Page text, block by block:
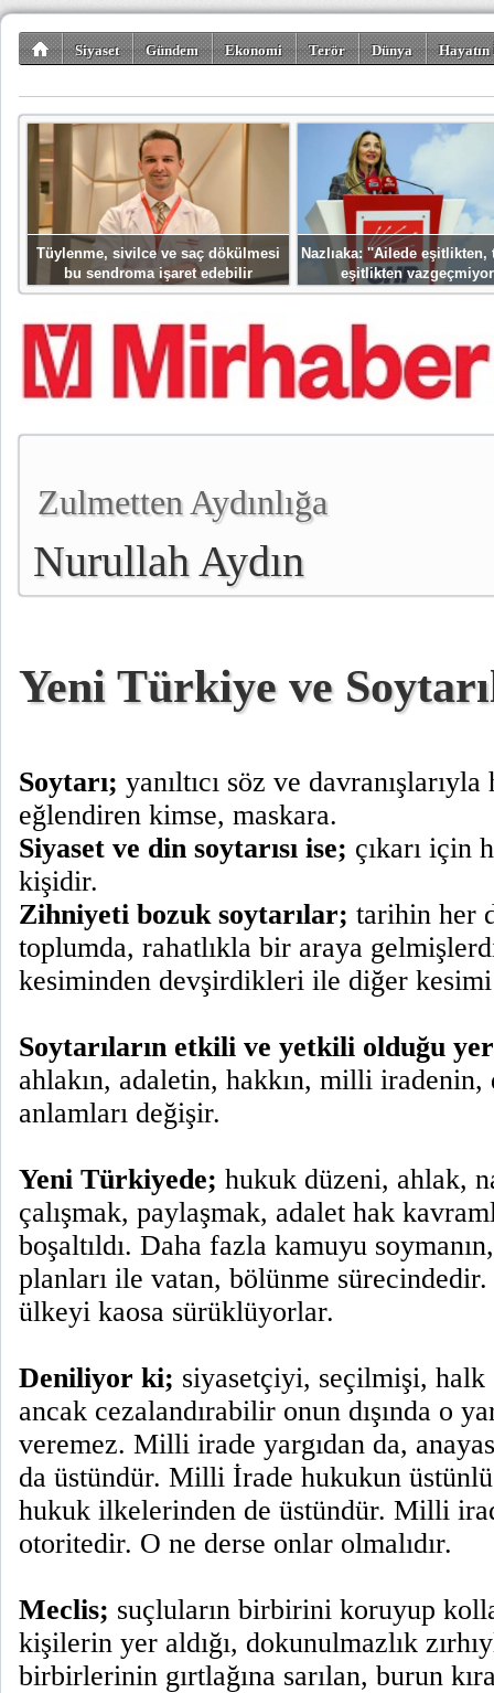
Siyaset Gündem Ekonomi Terör Dünya
Tüylenme, sivilce ve saç dökülmesi
bu sendroma işaret edebilir
Nazlıaka: ''Ailede eşitlikten,
eşitlikten
Zulmetten Aydınlığa
Nurullah Aydın
Yeni Türkiye ve
Soytarı; yanıltıcı söz ve
eğlendiren kimse, maskara.
Siyaset ve din soytarısı ise; çıkarı için
kişidir.
Zihniyeti bozuk soytarılar; tarihin her
toplumda, rahatlıkla bir araya
kesiminden devşirdikleri ile diğer
Soytarıların etkili ve yetkili olduğu
ahlakın, adaletin, hakkın, milli
anlamları değişir.
Yeni Türkiyede; hukuk düzeni, ahlak,
çalışmak, paylaşmak, adalet hak
boşaltıldı. Daha fazla kamuyu
planları ile vatan, bölünme sürecindedir.
ülkeyi kaosa sürüklüyorlar.
Deniliyor ki; siyasetçiyi, seçilmişi, halk
ancak cezalandırabilir onun dışında o
veremez. Milli irade yargıdan da,
da üstündür. Milli İrade hukukun
hukuk ilkelerinden de üstündür. Milli
otoritedir. O ne derse onlar olmalıdır.
Meclis; suçluların birbirini koruyup
kişilerin yer aldığı, dokunulmazlık
birbirlerinin gırtlağına sarılan, burun